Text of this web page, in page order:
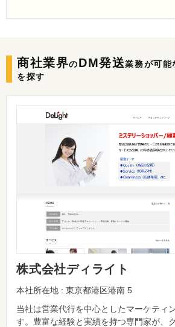
商社業界のDM発送業務が可能
を探す
株式会社ディライト
本社所在地 : 東京都港区港南 5
当社は営業代行を中心としたマーケティ
す。豊富な経験と実績を持つ専門家が、